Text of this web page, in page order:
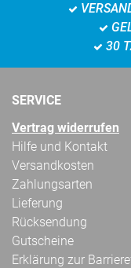
30
SERVICE
Vertrag widerrufen
Hilfe und Kontakt
Versandkosten
Zahlungsarten
Lieferung
Rücksendung
Gutscheine
Erklärung zur